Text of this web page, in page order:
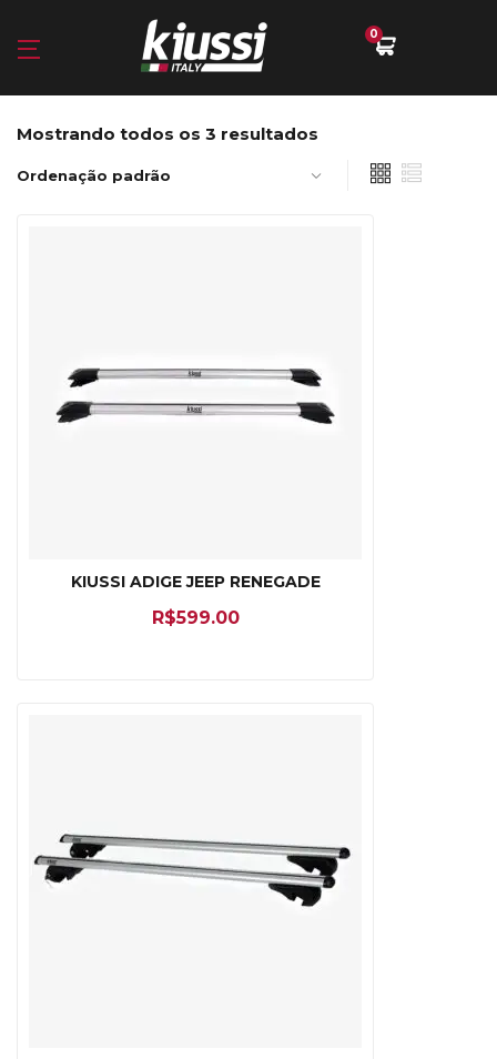
0
Mostrando todos os 3 resultados
KIUSSI ADIGE JEEP RENEGADE
R$599.00